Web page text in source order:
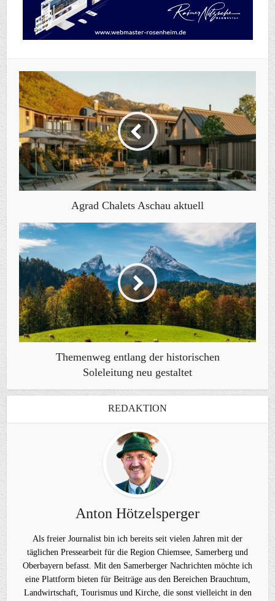
Agrad Chalets Aschau aktuell
Themenweg entlang der historischen
Soleleitung neu gestaltet
REDAKTION
Anton Hötzelsperger
Als freier Journalist bin ich bereits seit vielen Jahren mit der
täglichen Pressearbeit für die Region Chiemsee, Samerberg und
Oberbayern befasst. Mit den Samerberger Nachrichten möchte ich
eine Plattform bieten für Beiträge aus den Bereichen Brauchtum,
Landwirtschaft, Tourismus und Kirche, die sonst vielleicht in den